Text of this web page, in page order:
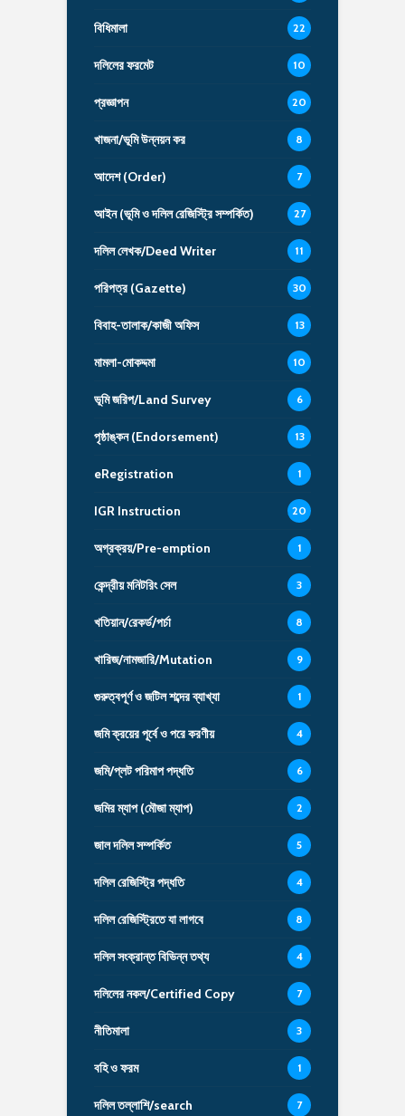
বিধিমালা 22
দলিলের ফরমেট 10
প্রজ্ঞাপন 20
খাজনা/ভূমি উন্নয়ন কর 8
আদেশ (Order) 7
আইন (ভূমি ও দলিল রেজিস্ট্রি সম্পর্কিত) 27
দলিল লেখক/Deed Writer 11
পরিপত্র (Gazette) 30
বিবাহ-তালাক/কাজী অফিস 13
মামলা-মোকদ্দমা 10
ভূমি জরিপ/Land Survey 6
পৃষ্ঠাঙ্কন (Endorsement) 13
eRegistration 1
IGR Instruction 20
অগ্রক্রয়/Pre-emption 1
কেন্দ্রীয় মনিটরিং সেল 3
খতিয়ান/রেকর্ড/পর্চা 8
খারিজ/নামজারি/Mutation 9
গুরুত্বপূর্ণ ও জটিল শব্দের ব্যাখ্যা 1
জমি ক্রয়ের পূর্বে ও পরে করণীয় 4
জমি/প্লট পরিমাপ পদ্ধতি 6
জমির ম্যাপ (মৌজা ম্যাপ) 2
জাল দলিল সম্পর্কিত 5
দলিল রেজিস্ট্রি পদ্ধতি 4
দলিল রেজিস্ট্রিতে যা লাগবে 8
দলিল সংক্রান্ত বিভিন্ন তথ্য 4
দলিলের নকল/Certified Copy 7
নীতিমালা 3
বহি ও ফরম 1
দলিল তল্লাশি/search 7